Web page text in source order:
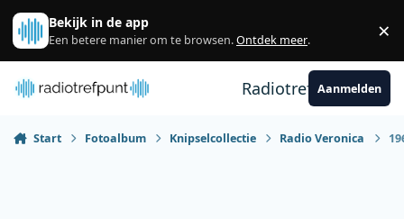
Spring naar bijdragen
Bekijk in de app
Een betere manier om te browsen.Ontdek meer. ×
RadiotrefpuntAanmelden
Start Fotoalbum Knipselcollectie Radio Veronica